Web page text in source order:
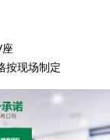
按现场制定